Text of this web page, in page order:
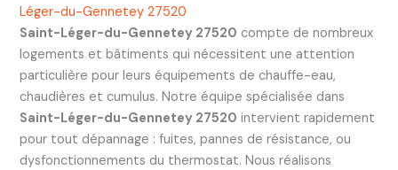
Léger-du-Gennetey 27520
Saint-Léger-du-Gennetey 27520 compte de nombreux
logements et bâtiments qui nécessitent une attention
particulière pour leurs équipements de chauffe-eau,
chaudières et cumulus. Notre équipe spécialisée dans
Saint-Léger-du-Gennetey 27520 intervient rapidement
pour tout dépannage : fuites, pannes de résistance, ou
dysfonctionnements du thermostat. Nous réalisons